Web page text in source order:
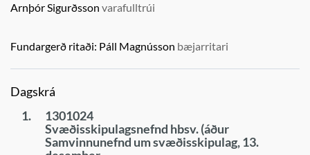
Arnþór Sigurðsson varafulltrúi
Fundargerð ritaði: Páll Magnússon bæjarritari
Dagskrá
1.
1301024
Svæðisskipulagsnefnd hbsv. (áður
Samvinnunefnd um svæðisskipulag, 13.